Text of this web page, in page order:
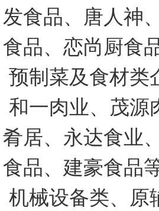
发食品、唐人神
食品、恋尚厨食
预制菜及食材类
和一肉业、茂源
肴居、永达食业
食品、建豪食品
机械设备类、原